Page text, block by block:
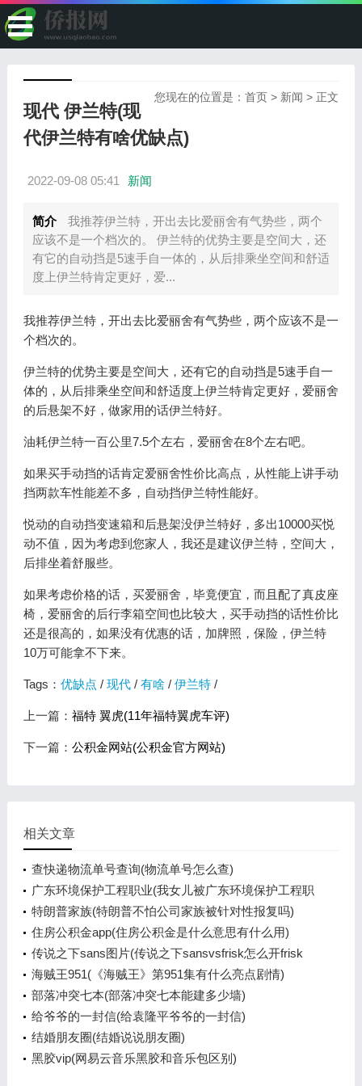
您现在的位置是：首页 > 新闻 > 正文
现代 伊兰特(现
代伊兰特有啥优缺点)
2022-09-08 05:41 新闻
简介
我推荐伊兰特，开出去比爱丽舍有气势些，两个
应该不是一个档次的。 伊兰特的优势主要是空间大，还
有它的自动挡是5速手自一体的，从后排乘坐空间和舒适
度上伊兰特肯定更好，爱...
我推荐伊兰特，开出去比爱丽舍有气势些，两个应该不是一
个档次的。
伊兰特的优势主要是空间大，还有它的自动挡是5速手自一
体的，从后排乘坐空间和舒适度上伊兰特肯定更好，爱丽舍
的后悬架不好，做家用的话伊兰特好。
油耗伊兰特一百公里7.5个左右，爱丽舍在8个左右吧。
如果买手动挡的话肯定爱丽舍性价比高点，从性能上讲手动
挡两款车性能差不多，自动挡伊兰特性能好。
悦动的自动挡变速箱和后悬架没伊兰特好，多出10000买悦
动不值，因为考虑到您家人，我还是建议伊兰特，空间大，
后排坐着舒服些。
如果考虑价格的话，买爱丽舍，毕竟便宜，而且配了真皮座
椅，爱丽舍的后行李箱空间也比较大，买手动挡的话性价比
还是很高的，如果没有优惠的话，加牌照，保险，伊兰特
10万可能拿不下来。
Tags： 优缺点 / 现代/ 有啥 / 伊兰特/
上一篇： 福特 翼虎(11年福特翼虎车评)
下一篇： 公积金网站(公积金官方网站)
相关文章
查快递物流单号查询(物流单号怎么查)
广东环境保护工程职业(我女儿被广东环境保护工程职
业学院资源
特朗普家族(特朗普不怕公司家族被针对性报复吗)
住房公积金app(住房公积金是什么意思有什么用)
传说之下sans图片(传说之下sansvsfrisk怎么开frisk
模式)
海贼王951(《海贼王》第951集有什么亮点剧情)
部落冲突七本(部落冲突七本能建多少墙)
给爷爷的一封信(给袁隆平爷爷的一封信)
结婚朋友圈(结婚说说朋友圈)
黑胶vip(网易云音乐黑胶和音乐包区别)